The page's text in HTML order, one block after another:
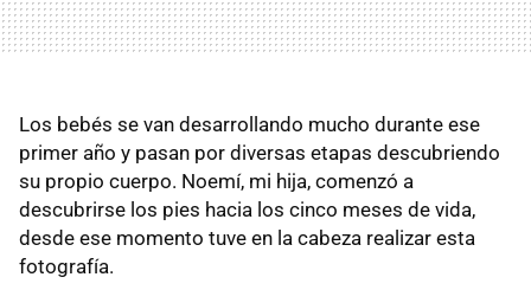
Los bebés se van desarrollando mucho durante ese
primer año y pasan por diversas etapas descubriendo
su propio cuerpo. Noemí, mi hija, comenzó a
descubrirse los pies hacia los cinco meses de vida,
desde ese momento tuve en la cabeza realizar esta
fotografía.